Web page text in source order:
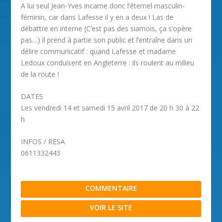
A lui seul Jean-Yves incarne donc l’éternel masculin-
féminin, car dans Lafesse il y en a deux ! Las de
débattre en interne (C’est pas des siamois, ça s’opère
pas…) il prend à partie son public et l’entraîne dans un
délire communicatif : quand Lafesse et madame
Ledoux conduisent en Angleterre : ils roulent au milieu
de la route !
DATES
Les vendredi 14 et samedi 15 avril 2017 de 20 h 30 à 22
h
INFOS / RESA
0611332443
COMMENTAIRE
VOIR LE SITE